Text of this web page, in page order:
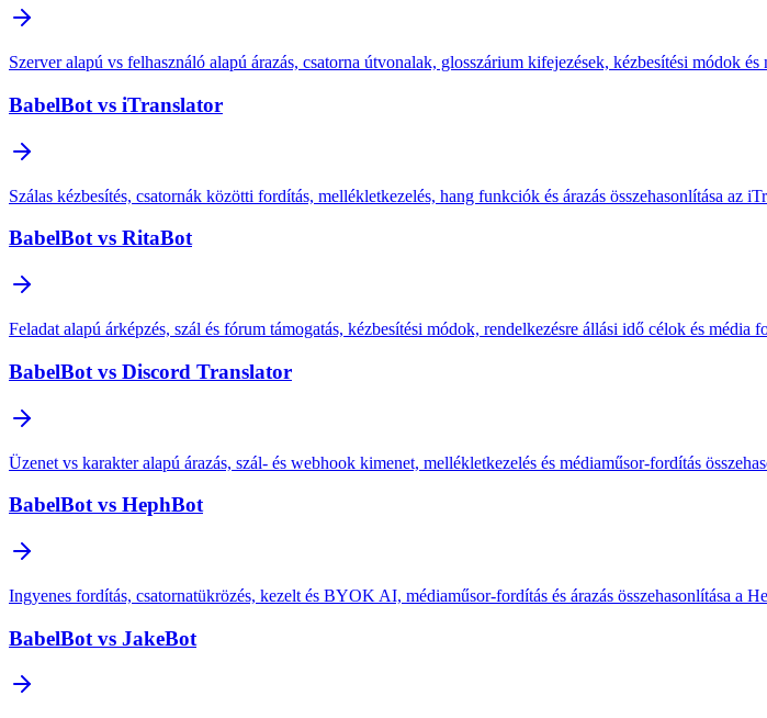
Szerver alapú vs felhasználó alapú árazás, csatorna útvonalak, glosszárium kifejezések, kézbesítési módok
BabelBot vs iTranslator
Szálas kézbesítés, csatornák közötti fordítás, mellékletkezelés, hang funkciók és árazás összehasonlítása az
BabelBot vs RitaBot
Feladat alapú árképzés, szál és fórum támogatás, kézbesítési módok, rendelkezésre állási idő célok és média
BabelBot vs Discord Translator
Üzenet vs karakter alapú árazás, szál- és webhook kimenet, mellékletkezelés és médiaműsor-fordítás
BabelBot vs HephBot
Ingyenes fordítás, csatornatükrözés, kezelt és BYOK AI, médiaműsor-fordítás és árazás összehasonlítása a
BabelBot vs JakeBot